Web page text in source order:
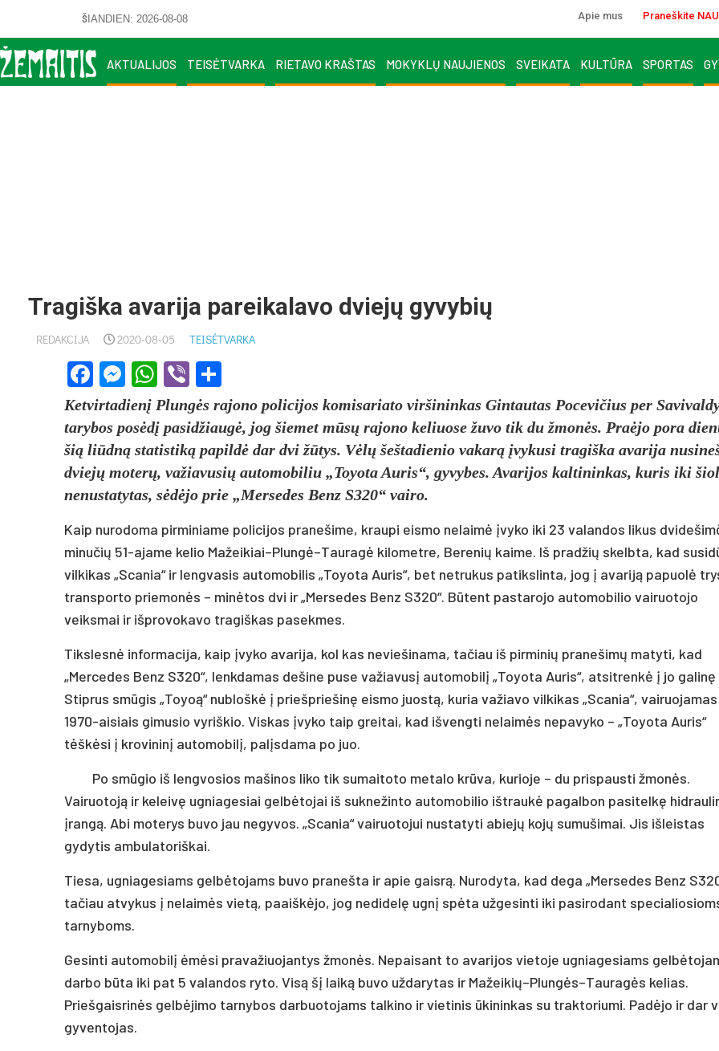
ŠIANDIEN: 2026-08-08 Apie mus Praneškite
AKTUALIJOS TEISĖTVARKA RIETAVO KRAŠTAS MOKYKLŲ NAUJIENOS SVEIKATA KULTŪRA SPORTAS
Tragiška avarija pareikalavo dviejų gyvybių
REDAKCIJA 2020-08-05 TEISĖTVARKA
Facebook
Messenger
WhatsApp
Viber
Ketvirtadienį Plungės rajono policijos komisariato viršininkas Gintautas Pocevičius per
tarybos posėdį pasidžiaugė, jog šiemet mūsų rajono keliuose žuvo tik du žmonės. Praėjo pora
šią liūdną statistiką papildė dar dvi žūtys. Vėlų šeštadienio vakarą įvykusi tragiška avarija
dviejų moterų, važiavusių automobiliu „Toyota Auris“, gyvybes. Avarijos kaltininkas, kuris iki šiol
nenustatytas, sėdėjo prie „Mersedes Benz S320“ vairo.
Kaip nurodoma pirminiame policijos pranešime, kraupi eismo nelaimė įvyko iki 23 valandos likus
minučių 51-ajame kelio Mažeikiai–Plungė–Tauragė kilometre, Berenių kaime. Iš pradžių skelbta, kad
vilkikas „Scania“ ir lengvasis automobilis „Toyota Auris“, bet netrukus patikslinta, jog į avariją papuolė
transporto priemonės – minėtos dvi ir „Mersedes Benz S320“. Būtent pastarojo automobilio vairuotojo
veiksmai ir išprovokavo tragiškas pasekmes.
Tikslesnė informacija, kaip įvyko avarija, kol kas neviešinama, tačiau iš pirminių pranešimų matyti, kad
„Mercedes Benz S320“, lenkdamas dešine puse važiavusį automobilį „Toyota Auris“, atsitrenkė į jo
Stiprus smūgis „Toyoą“ nubloškė į priešpriešinę eismo juostą, kuria važiavo vilkikas „Scania“, vairuojamas
1970-aisiais gimusio vyriškio. Viskas įvyko taip greitai, kad išvengti nelaimės nepavyko – „Toyota Auris“
tėškėsi į krovininį automobilį, palįsdama po juo.
Po smūgio iš lengvosios mašinos liko tik sumaitoto metalo krūva, kurioje – du prispausti žmonės.
Vairuotoją ir keleivę ugniagesiai gelbėtojai iš suknežinto automobilio ištraukė pagalbon pasitelkę
įrangą. Abi moterys buvo jau negyvos. „Scania“ vairuotojui nustatyti abiejų kojų sumušimai. Jis išleistas
gydytis ambulatoriškai.
Tiesa, ugniagesiams gelbėtojams buvo pranešta ir apie gaisrą. Nurodyta, kad dega „Mersedes Benz
tačiau atvykus į nelaimės vietą, paaiškėjo, jog nedidelę ugnį spėta užgesinti iki pasirodant
tarnyboms.
Gesinti automobilį ėmėsi pravažiuojantys žmonės. Nepaisant to avarijos vietoje ugniagesiams
darbo būta iki pat 5 valandos ryto. Visą šį laiką buvo uždarytas ir Mažeikių–Plungės–Tauragės kelias.
Priešgaisrinės gelbėjimo tarnybos darbuotojams talkino ir vietinis ūkininkas su traktoriumi. Padėjo ir dar
gyventojas.